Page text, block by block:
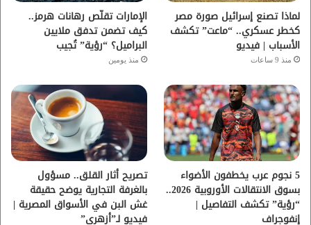
ا
م
لماذا تصنع إسرائيل صورة مصر
كخطر عسكري.. “ماعت” تكشف
الأسباب | فيديو
منذ 9 ساعات
الإمارات تقلّص رهانات هرمز..
كيف تضمن تدفق ملايين
البراميل؟ “رؤية” تُجيب
منذ يومين
5 نجوم عرب يخطفون الأضواء
بسوق الانتقالات الأوروبية 2026..
“رؤية” تكشف التفاصيل |
إنفوجراف
تصريح أثار القلق.. مسؤول
بالغرفة التجارية يوضح حقيقة
غش البن في الأسواق المصرية |
فيديو لـ”أزهري”